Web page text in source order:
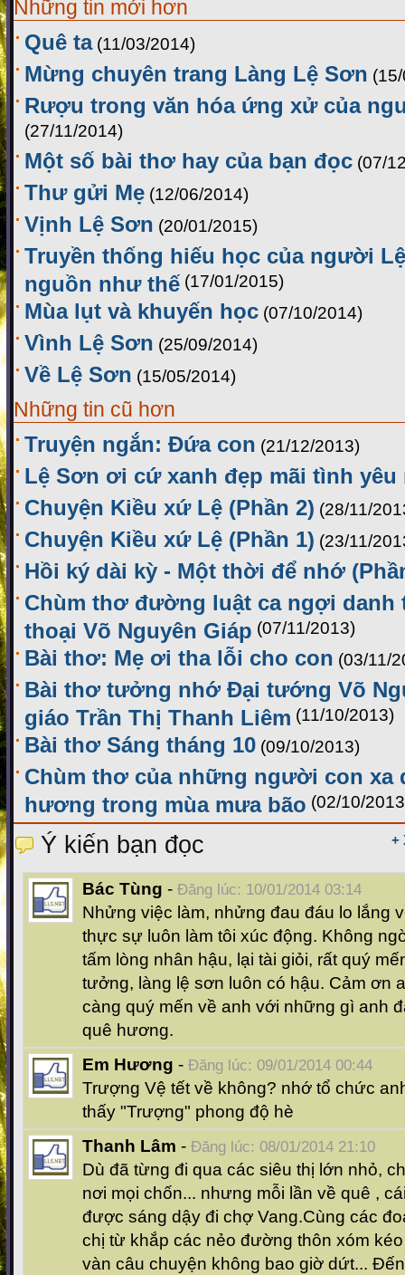
Những tin mới hơn
Quê ta (11/03/2014)
Mừng chuyên trang Làng Lệ Sơn
Rượu trong văn hóa ứng xử của
(27/11/2014)
Một số bài thơ hay của bạn đọc (07/
Thư gửi Mẹ (12/06/2014)
Vịnh Lệ Sơn (20/01/2015)
Truyền thống hiếu học của người
nguồn như thế (17/01/2015)
Mùa lụt và khuyến học (07/10/2014)
Vình Lệ Sơn (25/09/2014)
Về Lệ Sơn (15/05/2014)
Những tin cũ hơn
Truyện ngắn: Đứa con (21/12/2013)
Lệ Sơn ơi cứ xanh đẹp mãi tình yêu
Chuyện Kiều xứ Lệ (Phần 2) (28/11/
Chuyện Kiều xứ Lệ (Phần 1) (23/11/
Hồi ký dài kỳ - Một thời để nhớ
Chùm thơ đường luật ca ngợi danh
thoại Võ Nguyên Giáp (07/11/2013)
Bài thơ: Mẹ ơi tha lỗi cho con (03/11/
Bài thơ tưởng nhớ Đại tướng Võ
giáo Trần Thị Thanh Liêm (11/10/2013)
Bài thơ Sáng tháng 10 (09/10/2013)
Chùm thơ của những người con xa
hương trong mùa mưa bão (02/10/
+
Ý kiến bạn đọc
Bác Tùng - Đăng lúc: 10/01/2014 03:14
Nhửng việc làm, nhửng đau đáu lo lắng
thực sự luôn làm tôi xúc động. Không
tấm lòng nhân hậu, lại tài giỏi, rất quý
tưởng, làng lệ sơn luôn có hậu. Cảm ơn
càng quý mến về anh với những gì anh
quê hương.
Em Hương - Đăng lúc: 09/01/2014 00:44
Trượng Vệ tết về không? nhớ tổ chức
thấy "Trượng" phong độ hè
Thanh Lâm - Đăng lúc: 08/01/2014 21:10
Dù đã từng đi qua các siêu thị lớn nhỏ,
nơi mọi chốn... nhưng mỗi lần về quê ,
được sáng dậy đi chợ Vang.Cùng các
chị từ khắp các nẻo đường thôn xóm
vàn câu chuyện không bao giờ dứt...